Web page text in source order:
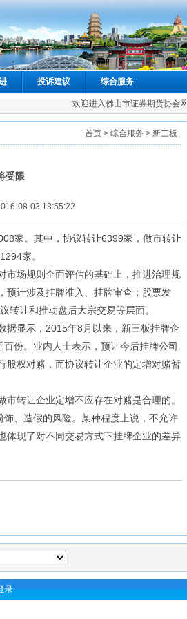
投诉建议 综合服务
欢迎进入佛山市证券期货协会网站
首页> 综合服务 > 新三板
受限
08-03 13:55:22
家。其中，协议转让6399家，做市转让
家。
场规则全面评估的基础上，推进治理规
预计涉及挂牌准入、挂牌审查；股票发
转让和推动盘后大宗交易等层面。
显示，2015年8月以来，新三板挂牌企
份。业内人士表示，预计今后挂牌公司
股权对赌，而协议转让企业的定增对赌暂
转让企业定增不应存在对赌是合理的。
、造假的风险。某种程度上说，不允许
体现了对不同交易方式下挂牌企业的差异
录